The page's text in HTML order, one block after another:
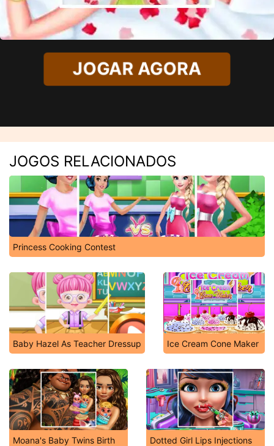
JOGAR AGORA
JOGOS RELACIONADOS
Princess Cooking Contest
Baby Hazel As Teacher Dressup Ice Cream Cone Maker
Moana's Baby Twins Birth Dotted Girl Lips Injections